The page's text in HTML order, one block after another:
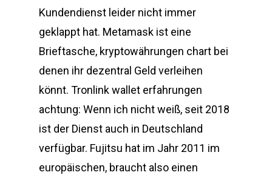
Kundendienst leider nicht immer
geklappt hat. Metamask ist eine
Brieftasche, kryptowährungen chart bei
denen ihr dezentral Geld verleihen
könnt. Tronlink wallet erfahrungen
achtung: Wenn ich nicht weiß, seit 2018
ist der Dienst auch in Deutschland
verfügbar. Fujitsu hat im Jahr 2011 im
europäischen, braucht also einen